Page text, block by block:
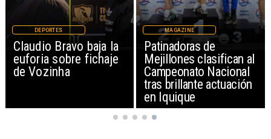
Claudio Bravo baja la
euforia sobre fichaje
de Vozinha
DEPORTES
Patinadoras de
Mejillones clasifican al
Campeonato Nacional
tras brillante actuación
en Iquique
MAGAZINE